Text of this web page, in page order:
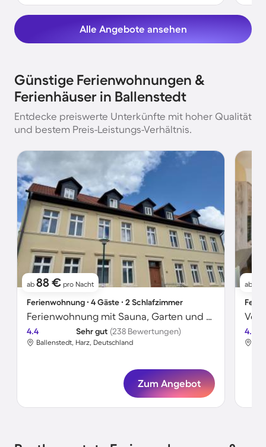
Alle Angebote ansehen
Günstige Ferienwohnungen &
Ferienhäuser in Ballenstedt
Entdecke preiswerte Unterkünfte mit hoher Qualität
und bestem Preis-Leistungs-Verhältnis.
ab 88 € pro Nacht
Ferienwohnung ∙ 4 Gäste ∙ 2 Schlafzimmer
Ferienwohnung mit Sauna, Garten und Terrasse
4.4 Sehr gut (238 Bewertungen)
Ballenstedt, Harz, Deutschland
Zum Angebot
ab
4.3